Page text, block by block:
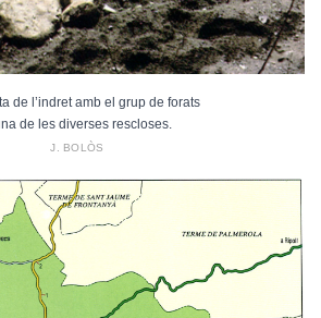
de l’indret amb el grup de forats
de les diverses rescloses.
J. BOLÒS